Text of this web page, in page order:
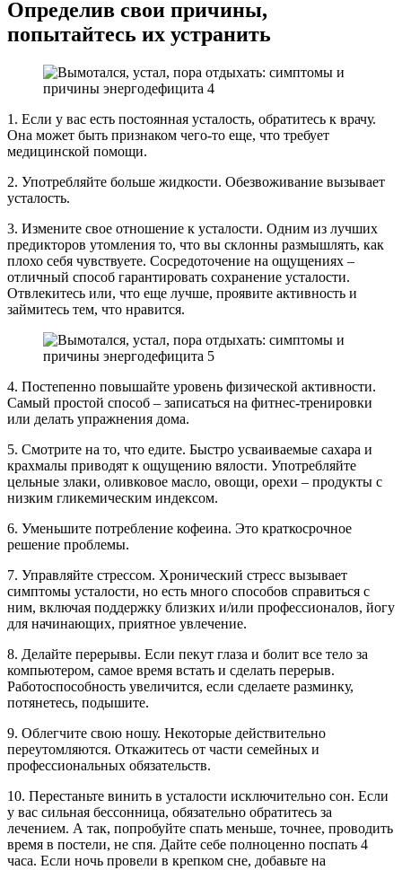
Определив свои причины,
попытайтесь их устранить
1. Если у вас есть постоянная усталость, обратитесь к врачу.
Она может быть признаком чего-то еще, что требует
медицинской помощи.
2. Употребляйте больше жидкости. Обезвоживание вызывает
усталость.
3. Измените свое отношение к усталости. Одним из лучших
предикторов утомления то, что вы склонны размышлять, как
плохо себя чувствуете. Сосредоточение на ощущениях –
отличный способ гарантировать сохранение усталости.
Отвлекитесь или, что еще лучше, проявите активность и
займитесь тем, что нравится.
4. Постепенно повышайте уровень физической активности.
Самый простой способ – записаться на фитнес-тренировки
или делать упражнения дома.
5. Смотрите на то, что едите. Быстро усваиваемые сахара и
крахмалы приводят к ощущению вялости. Употребляйте
цельные злаки, оливковое масло, овощи, орехи – продукты с
низким гликемическим индексом.
6. Уменьшите потребление кофеина. Это краткосрочное
решение проблемы.
7. Управляйте стрессом. Хронический стресс вызывает
симптомы усталости, но есть много способов справиться с
ним, включая поддержку близких и/или профессионалов, йогу
для начинающих, приятное увлечение.
8. Делайте перерывы. Если пекут глаза и болит все тело за
компьютером, самое время встать и сделать перерыв.
Работоспособность увеличится, если сделаете разминку,
потянетесь, подышите.
9. Облегчите свою ношу. Некоторые действительно
переутомляются. Откажитесь от части семейных и
профессиональных обязательств.
10. Перестаньте винить в усталости исключительно сон. Если
у вас сильная бессонница, обязательно обратитесь за
лечением. А так, попробуйте спать меньше, точнее, проводить
время в постели, не спя. Дайте себе полноценно поспать 4
часа. Если ночь провели в крепком сне, добавьте на